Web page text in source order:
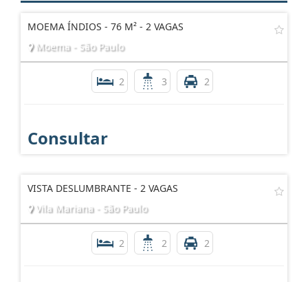
MOEMA ÍNDIOS - 76 M² - 2 VAGAS
Moema - São Paulo
2 3 2
Consultar
VISTA DESLUMBRANTE - 2 VAGAS
Vila Mariana - São Paulo
2 2 2